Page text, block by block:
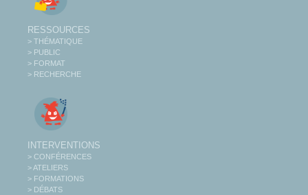
RESSOURCES
> THÉMATIQUE
> PUBLIC
> FORMAT
> RECHERCHE
INTERVENTIONS
> CONFÉRENCES
> ATELIERS
> FORMATIONS
> DÉBATS